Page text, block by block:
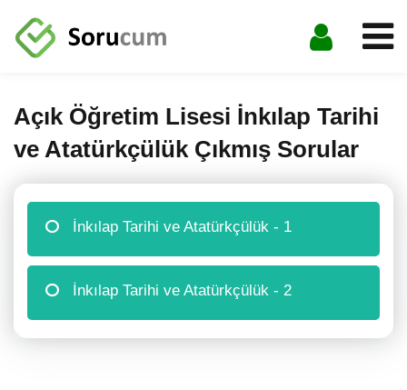
Açık Öğretim Lisesi İnkılap Tarihi
ve Atatürkçülük Çıkmış Sorular
İnkılap Tarihi ve Atatürkçülük - 1
İnkılap Tarihi ve Atatürkçülük - 2
Sign in
DonÃ–Â³Ã‚Â¢Ã—â€™Ã¢â‚¬Å¡Ã‚Â¬Ã—â€™Ã¢â‚¬žÃ‚Â¢t
have an account?Sign up
Remember me Lost your password?